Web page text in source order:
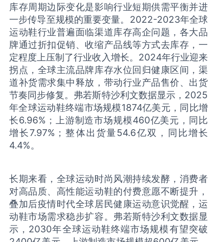
库存周期边际变化是影响行业短期供需平衡并进
一步传导至规模的重要变量。2022-2023年全球
运动鞋行业普遍面临渠道库存高企问题，各大品
牌通过折扣促销、收缩产品线等方式去库存，一
定程度上压制了行业收入增长。2024年行业迎来
拐点，全球主流品牌库存水位回归健康区间，渠
道补货需求集中释放，带动行业产品售价、出货
节奏同步修复。弗若斯特沙利文数据显示，2025
年全球运动鞋终端市场规模1874亿美元，同比增
长6.96%；上游制造市场规模460亿美元，同比
增长7.97%；整体出货量54.6亿双，同比增长
4.4%。
长期来看，全球运动时尚风潮持续发酵，消费者
对高品质、高性能运动鞋的付费意愿不断提升，
叠加后疫情时代全球居民健康运动意识觉醒，运
动鞋市场需求稳步扩容。弗若斯特沙利文数据显
示，2030年全球运动鞋终端市场规模有望突破